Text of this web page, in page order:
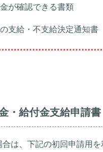
が確認できる書類
支給・不支給決定通知書
・給付金支給申請書
は、下記の初回申請用を